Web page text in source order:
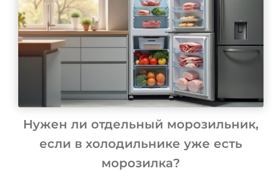
Нужен ли отдельный морозильник,
если в холодильнике уже есть
морозилка?